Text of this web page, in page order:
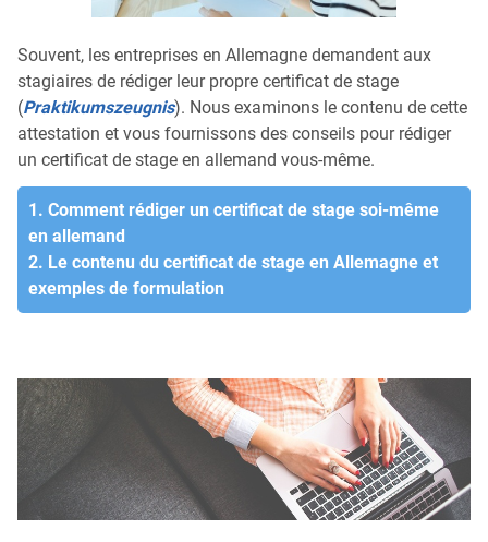
Souvent, les entreprises en Allemagne demandent aux
stagiaires de rédiger leur propre certificat de stage
(Praktikumszeugnis). Nous examinons le contenu de cette
attestation et vous fournissons des conseils pour rédiger
un certificat de stage en allemand vous-même.
1. Comment rédiger un certificat de stage soi-même
en allemand
2. Le contenu du certificat de stage en Allemagne et
exemples de formulation